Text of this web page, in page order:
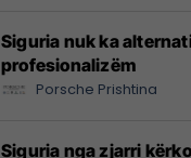
Siguria nuk ka
profesionalizëm
Porsche Prishtina
Siguria nga zjarri